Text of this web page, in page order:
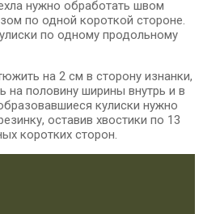
нужно обработать швом
по одной короткой стороне.
по одному продольному
на 2 см в сторону изнанки,
на половину ширины внутрь и в
кулиски нужно
оставив хвостики по 13
коротких сторон.